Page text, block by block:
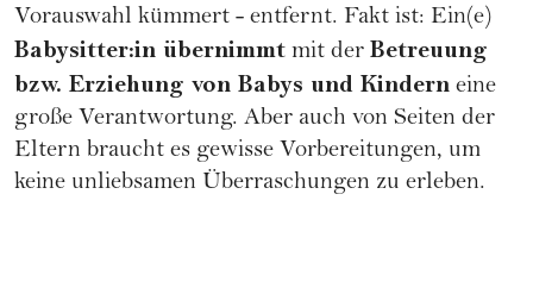
Vorauswahl kümmert - entfernt. Fakt ist: Ein(e)
Babysitter:in übernimmt mit der Betreuung
bzw. Erziehung von Babys und Kindern eine
große Verantwortung. Aber auch von Seiten der
Eltern braucht es gewisse Vorbereitungen, um
keine unliebsamen Überraschungen zu erleben.